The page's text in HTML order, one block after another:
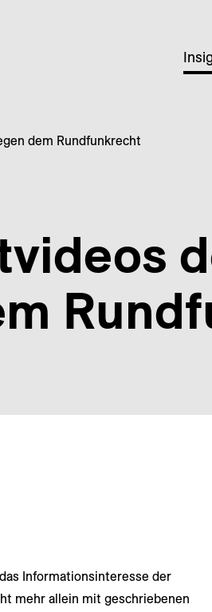
dem Rundfunkrecht
Informationsinteresse der
mehr allein mit geschriebenen